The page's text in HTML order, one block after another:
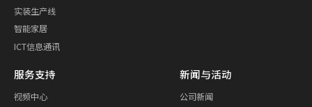
实装生产线
智能家居
ICT信息通讯
服务支持
视频中心
新闻与活动
公司新闻